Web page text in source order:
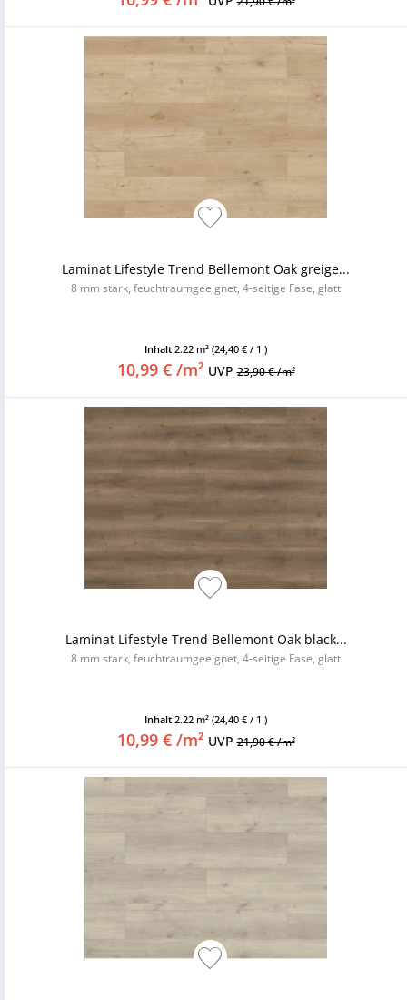
Laminat Lifestyle Trend Bellemont Oak greige...
8 mm stark, feuchtraumgeeignet, 4-seitige Fase, glatt
Inhalt 2.22 m² (24,40 € / 1 )
10,99 € /m² UVP23,90 € /m²
Laminat Lifestyle Trend Bellemont Oak black...
8 mm stark, feuchtraumgeeignet, 4-seitige Fase, glatt
Inhalt 2.22 m² (24,40 € / 1 )
10,99 € /m² UVP21,90 € /m²